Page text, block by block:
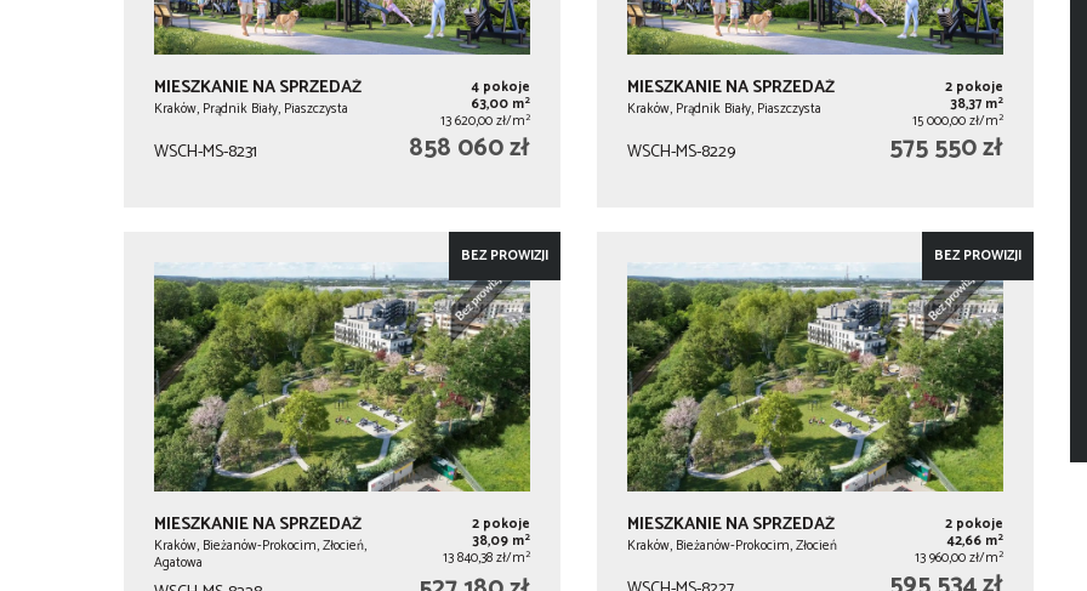
MIESZKANIE NA SPRZEDAŻ
Kraków, Prądnik Biały, Piaszczysta
4 pokoje
63,00 m2
13 620,00 zł/m2
WSCH-MS-8231 858 060 zł
MIESZKANIE NA SPRZEDAŻ
Kraków, Prądnik Biały, Piaszczysta
2 pokoje
38,37 m2
15 000,00 zł/m2
WSCH-MS-8229 575 550 zł
BEZ PROWIZJI
MIESZKANIE NA SPRZEDAŻ
Kraków, Bieżanów-Prokocim, Złocień,
Agatowa
2 pokoje
38,09 m2
13 840,38 zł/m2
BEZ PROWIZJI
MIESZKANIE NA SPRZEDAŻ
Kraków, Bieżanów-Prokocim, Złocień
2 pokoje
42,66 m2
13 960,00 zł/m2